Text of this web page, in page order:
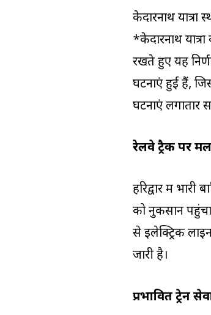
केदारनाथ
*केदारनाथ
रखते हुए यह
घटनाएं हुई हैं,
घटनाएं लगातार
रेलवे ट्रैक पर
हरिद्वार में
को नुकसान पहुंचा
से इलेक्ट्रिक
जारी है।
प्रभावित ट्रेन